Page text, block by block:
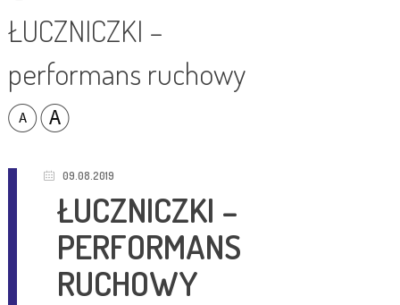
ŁUCZNICZKI –
performans ruchowy
09.08.2019
ŁUCZNICZKI –
PERFORMANS
RUCHOWY